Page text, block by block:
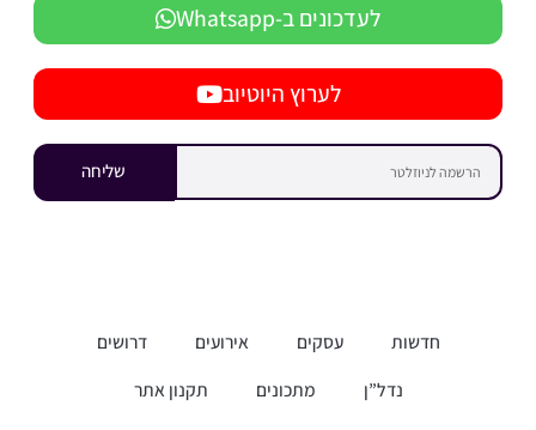
לעדכונים ב-Whatsapp
לערוץ היוטיוב
שליחה
חדשות עסקים אירועים
דרושים
נדל”ן
מתכונים תקנון אתר